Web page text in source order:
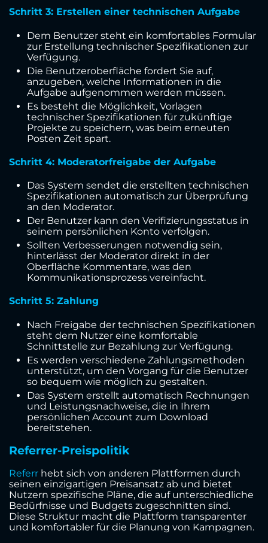
Schritt 3: Erstellen einer technischen Aufgabe
Dem Benutzer steht ein komfortables Formular
zur Erstellung technischer Spezifikationen zur
Verfügung.
Die Benutzeroberfläche fordert Sie auf,
anzugeben, welche Informationen in die
Aufgabe aufgenommen werden müssen.
Es besteht die Möglichkeit, Vorlagen
technischer Spezifikationen für zukünftige
Projekte zu speichern, was beim erneuten
Posten Zeit spart.
Schritt 4: Moderatorfreigabe der Aufgabe
Das System sendet die erstellten technischen
Spezifikationen automatisch zur Überprüfung
an den Moderator.
Der Benutzer kann den Verifizierungsstatus in
seinem persönlichen Konto verfolgen.
Sollten Verbesserungen notwendig sein,
hinterlässt der Moderator direkt in der
Oberfläche Kommentare, was den
Kommunikationsprozess vereinfacht.
Schritt 5: Zahlung
Nach Freigabe der technischen Spezifikationen
steht dem Nutzer eine komfortable
Schnittstelle zur Bezahlung zur Verfügung.
Es werden verschiedene Zahlungsmethoden
unterstützt, um den Vorgang für die Benutzer
so bequem wie möglich zu gestalten.
Das System erstellt automatisch Rechnungen
und Leistungsnachweise, die in Ihrem
persönlichen Account zum Download
bereitstehen.
Referrer-Preispolitik
Referr hebt sich von anderen Plattformen durch
seinen einzigartigen Preisansatz ab und bietet
Nutzern spezifische Pläne, die auf unterschiedliche
Bedürfnisse und Budgets zugeschnitten sind.
Diese Struktur macht die Plattform transparenter
und komfortabler für die Planung von Kampagnen.